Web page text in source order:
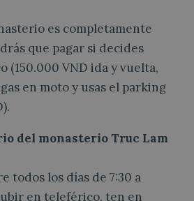
es completamente
que pagar si decides
(150.000 VND ida y vuelta,
en moto y usas el parking
del monasterio Truc Lam
todos los días de 7:30 a
en teleférico, ten en